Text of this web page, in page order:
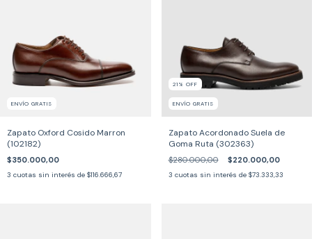
ENVÍO GRATIS
Zapato Oxford Cosido Marron
(102182)
$350.000,00
3 cuotas sin interés de $116.666,67
21 % OFF
ENVÍO GRATIS
Zapato Acordonado Suela de
Goma Ruta (302363)
$280.000,00 $220.000,00
3 cuotas sin interés de $73.333,33